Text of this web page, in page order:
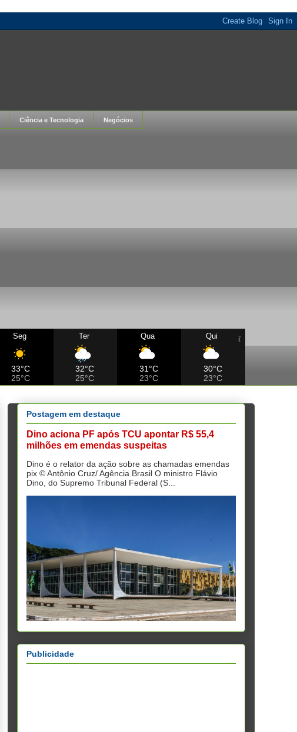
Ciência e Tecnologia Negócios
Seg
33°C
25°C
Ter
32°C
25°C
Qua
31°C
23°C
Qui
30°C
23°C
Postagem em destaque
Dino aciona PF após TCU apontar R$ 55,4
milhões em emendas suspeitas
Dino é o relator da ação sobre as chamadas emendas
pix © Antônio Cruz/ Agência Brasil O ministro Flávio
Dino, do Supremo Tribunal Federal (S...
Publicidade